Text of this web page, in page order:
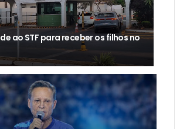
ao STF para receber os filhos no